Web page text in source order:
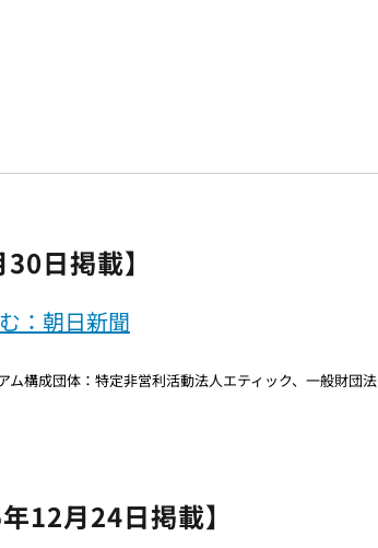
日掲載】
：朝日新聞
構成団体：特定非営利活動法人エティック、一般財団法
12月24日掲載】